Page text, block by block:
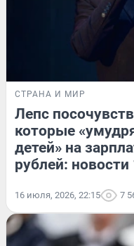
СТРАНА И МИР
Лепс
которые
детей» на
рублей:
16 июля, 2026, 22:15 7